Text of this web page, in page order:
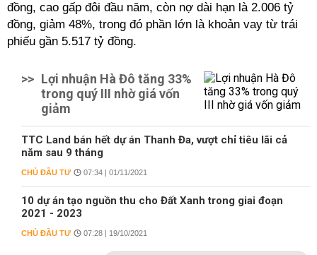
đồng, cao gấp đôi đầu năm, còn nợ dài hạn là 2.006 tỷ
đồng, giảm 48%, trong đó phần lớn là khoản vay từ trái
phiếu gần 5.517 tỷ đồng.
>> Lợi nhuận Hà Đô tăng 33%
trong quý III nhờ giá vốn
giảm
TTC Land bán hết dự án Thanh Đa, vượt chỉ tiêu lãi cả
năm sau 9 tháng
CHỦ ĐẦU TƯ 07:34 | 01/11/2021
10 dự án tạo nguồn thu cho Đất Xanh trong giai đoạn
2021 - 2023
CHỦ ĐẦU TƯ 07:28 | 19/10/2021